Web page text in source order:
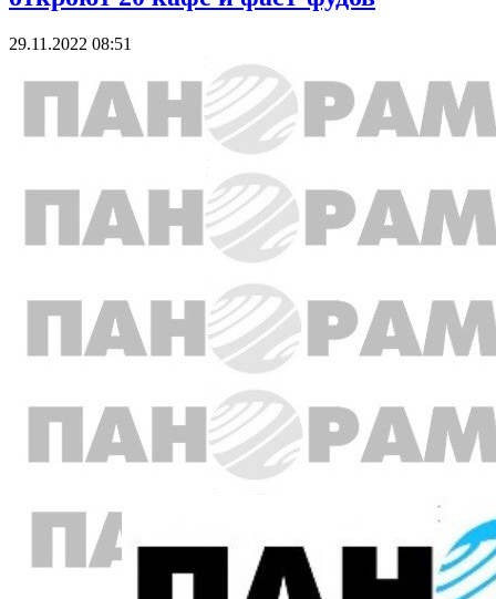
29.11.2022 08:51